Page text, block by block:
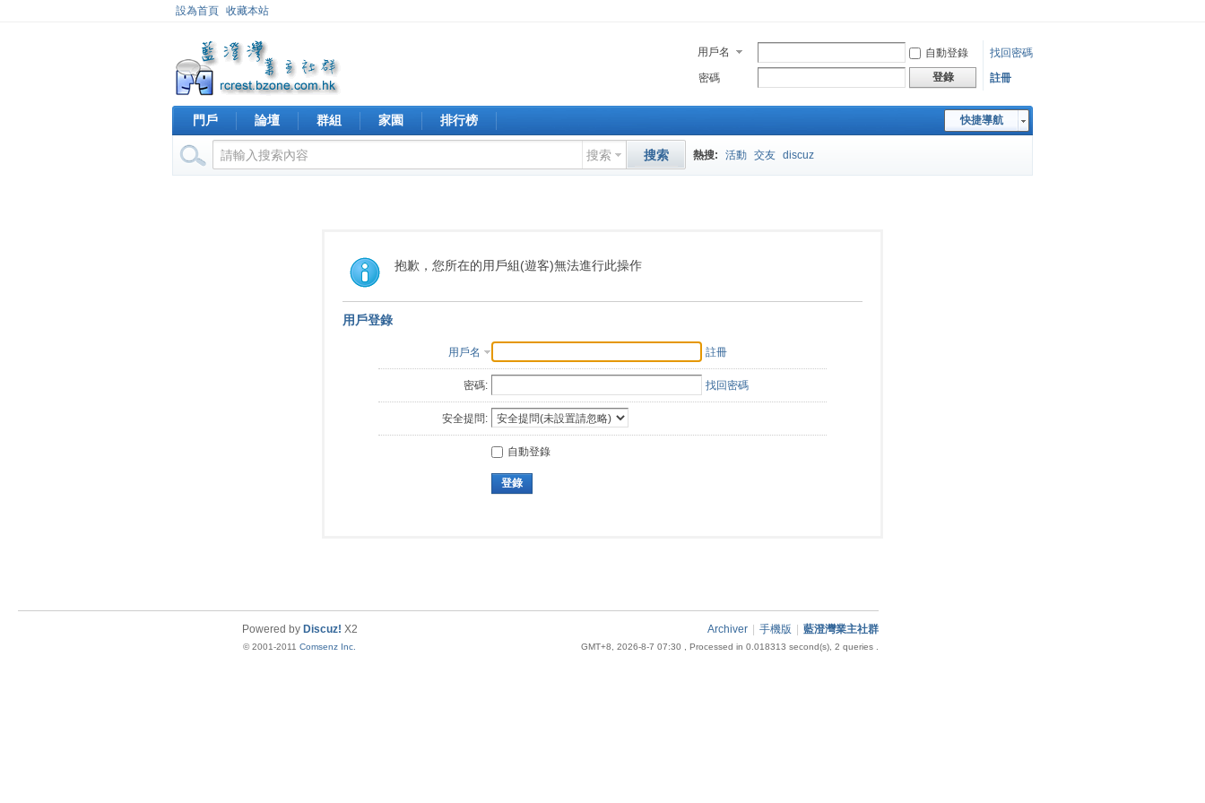
設為首頁 收藏本站
用戶名 自動登錄
找回密碼
密碼
登錄 註冊
快捷導航
門戶 論壇 群組 家園 排行榜
搜索 搜索 熱搜: 活動 交友 discuz
抱歉，您所在的用戶組(遊客)無法進行此操作
用戶登錄
用戶名 註冊
密碼: 找回密碼
安全提問:
自動登錄
登錄
Archiver 手機版 藍澄灣業主社群
GMT+8, 2026-8-7 07:30 , Processed in 0.018313 second(s), 2 queries .
Powered by Discuz! X2
© 2001-2011 Comsenz Inc.